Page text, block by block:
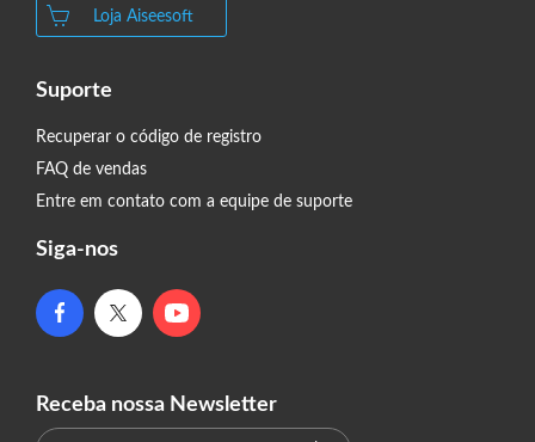
Loja Aiseesoft
Suporte
Recuperar o código de registro
FAQ de vendas
Entre em contato com a equipe de suporte
Siga-nos
Receba nossa Newsletter